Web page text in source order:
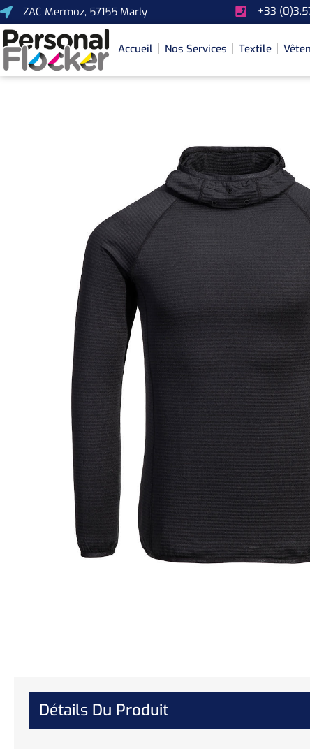
ZAC Mermoz, 57155 Marly +33
Accueil Nos Services Textile
Détails Du Produit